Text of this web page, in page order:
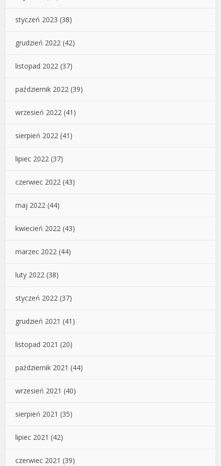
styczeń 2023 (38)
grudzień 2022 (42)
listopad 2022 (37)
październik 2022 (39)
wrzesień 2022 (41)
sierpień 2022 (41)
lipiec 2022 (37)
czerwiec 2022 (43)
maj 2022 (44)
kwiecień 2022 (43)
marzec 2022 (44)
luty 2022 (38)
styczeń 2022 (37)
grudzień 2021 (41)
listopad 2021 (20)
październik 2021 (44)
wrzesień 2021 (40)
sierpień 2021 (35)
lipiec 2021 (42)
czerwiec 2021 (39)